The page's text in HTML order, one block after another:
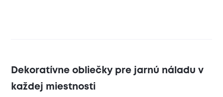
Dekoratívne obliečky pre jarnú náladu v
každej miestnosti